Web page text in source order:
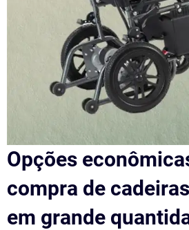
Opções
compra de
em grande